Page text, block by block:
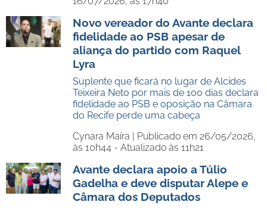
Novo vereador do Avante declara
fidelidade ao PSB apesar de
aliança do partido com Raquel
Lyra
Suplente que ficará no lugar de Alcides
Teixeira Neto por mais de 100 dias declara
fidelidade ao PSB e oposição na Câmara
do Recife perde uma cabeça
Cynara Maíra | Publicado em 26/05/2026,
às 10h44 - Atualizado às 11h21
Avante declara apoio a Túlio
Gadelha e deve disputar Alepe e
Câmara dos Deputados